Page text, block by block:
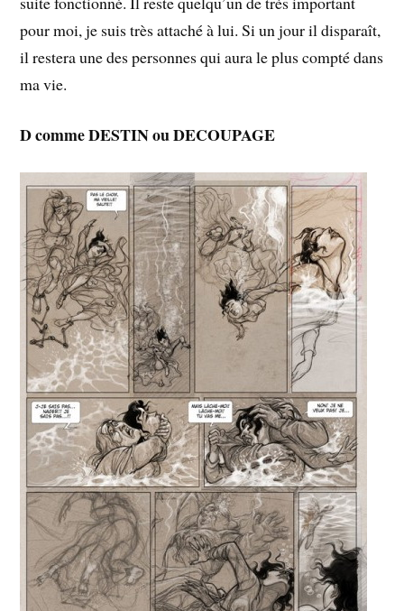
pour moi, je suis très attaché à lui. Si un jour il disparaît,
il restera une des personnes qui aura le plus compté dans
ma vie.
D comme DESTIN ou DECOUPAGE